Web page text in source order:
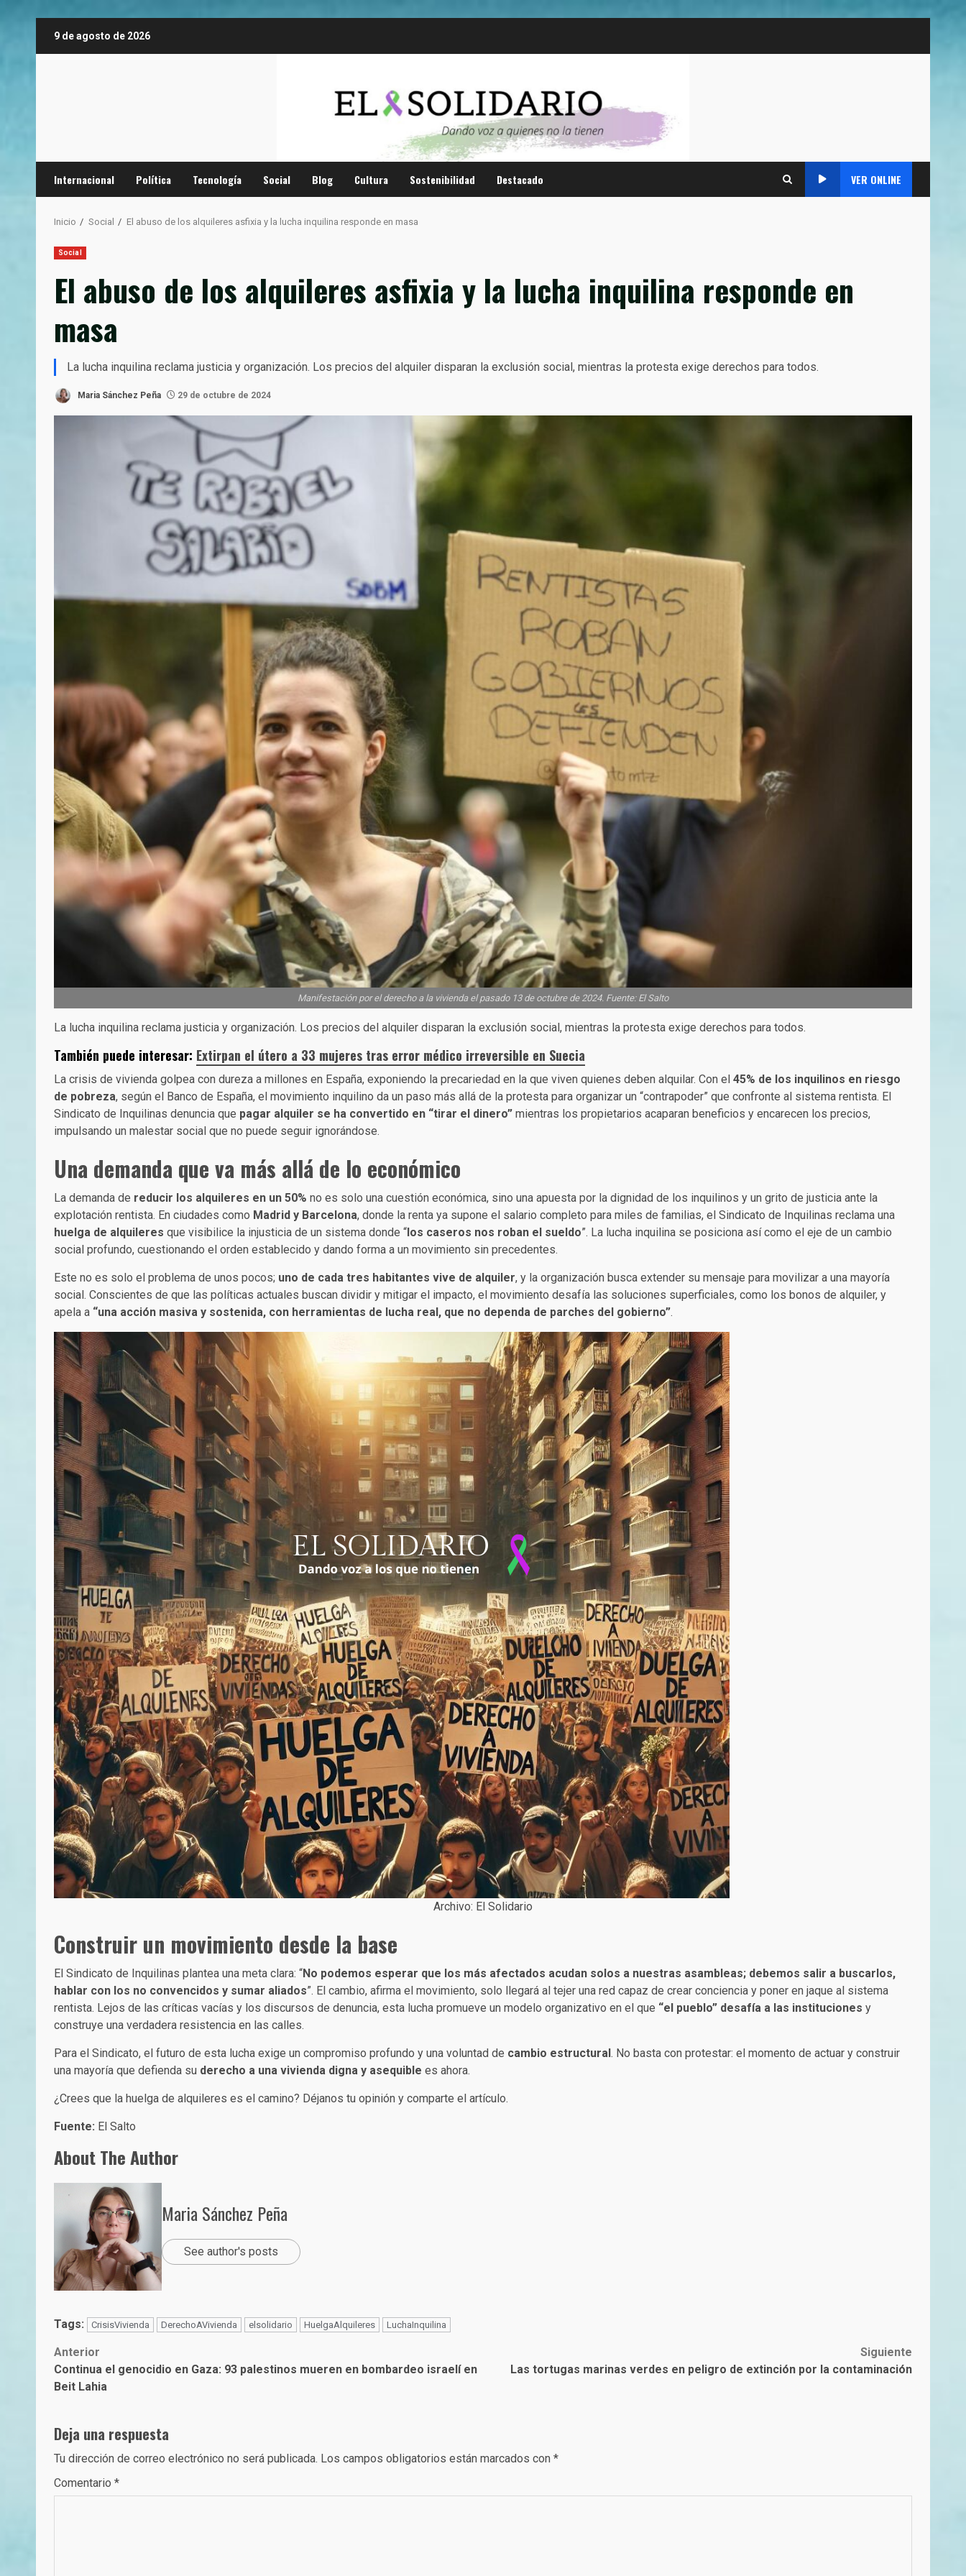
9 de agosto de 2026
Internacional Política Tecnología Social Blog Cultura Sostenibilidad Destacado VER ONLINE
Inicio Social El abuso de los alquileres asfixia y la lucha inquilina responde en masa
Social
El abuso de los alquileres asfixia y la lucha inquilina responde en
masa
La lucha inquilina reclama justicia y organización. Los precios del alquiler disparan la exclusión social, mientras la protesta exige derechos para todos.
Maria Sánchez Peña 29 de octubre de 2024
Manifestación por el derecho a la vivienda el pasado 13 de octubre de 2024. Fuente: El Salto
La lucha inquilina reclama justicia y organización. Los precios del alquiler disparan la exclusión social, mientras la protesta exige derechos para todos.
También puede interesar: Extirpan el útero a 33 mujeres tras error médico irreversible en Suecia
La crisis de vivienda golpea con dureza a millones en España, exponiendo la precariedad en la que viven quienes deben alquilar. Con el 45% de los inquilinos en riesgo
de pobreza, según el Banco de España, el movimiento inquilino da un paso más allá de la protesta para organizar un “contrapoder” que confronte al sistema rentista. El
Sindicato de Inquilinas denuncia que pagar alquiler se ha convertido en “tirar el dinero” mientras los propietarios acaparan beneficios y encarecen los precios,
impulsando un malestar social que no puede seguir ignorándose.
Una demanda que va más allá de lo económico
La demanda de reducir los alquileres en un 50% no es solo una cuestión económica, sino una apuesta por la dignidad de los inquilinos y un grito de justicia ante la
explotación rentista. En ciudades como Madrid y Barcelona, donde la renta ya supone el salario completo para miles de familias, el Sindicato de Inquilinas reclama una
huelga de alquileres que visibilice la injusticia de un sistema donde “ los caseros nos roban el sueldo”. La lucha inquilina se posiciona así como el eje de un cambio
social profundo, cuestionando el orden establecido y dando forma a un movimiento sin precedentes.
Este no es solo el problema de unos pocos; uno de cada tres habitantes vive de alquiler, y la organización busca extender su mensaje para movilizar a una mayoría
social. Conscientes de que las políticas actuales buscan dividir y mitigar el impacto, el movimiento desafía las soluciones superficiales, como los bonos de alquiler, y
apela a “una acción masiva y sostenida, con herramientas de lucha real, que no dependa de parches del gobierno”.
Archivo: El Solidario
Construir un movimiento desde la base
El Sindicato de Inquilinas plantea una meta clara: “No podemos esperar que los más afectados acudan solos a nuestras asambleas; debemos salir a buscarlos,
hablar con los no convencidos y sumar aliados”. El cambio, afirma el movimiento, solo llegará al tejer una red capaz de crear conciencia y poner en jaque al sistema
rentista. Lejos de las críticas vacías y los discursos de denuncia, esta lucha promueve un modelo organizativo en el que “el pueblo” desafía a las instituciones y
construye una verdadera resistencia en las calles.
Para el Sindicato, el futuro de esta lucha exige un compromiso profundo y una voluntad de cambio estructural . No basta con protestar: el momento de actuar y construir
una mayoría que defienda su derecho a una vivienda digna y asequible es ahora.
¿Crees que la huelga de alquileres es el camino? Déjanos tu opinión y comparte el artículo.
Fuente: El Salto
About The Author
Maria Sánchez Peña
See author's posts
Tags: CrisisVivienda DerechoAVivienda elsolidario HuelgaAlquileres LuchaInquilina
Post
navigation
Anterior
Continua el genocidio en Gaza: 93 palestinos mueren en bombardeo israelí en
Beit Lahia
Siguiente
Las tortugas marinas verdes en peligro de extinción por la contaminación
Deja una respuesta
Tu dirección de correo electrónico no será publicada. Los campos obligatorios están marcados con *
Comentario *